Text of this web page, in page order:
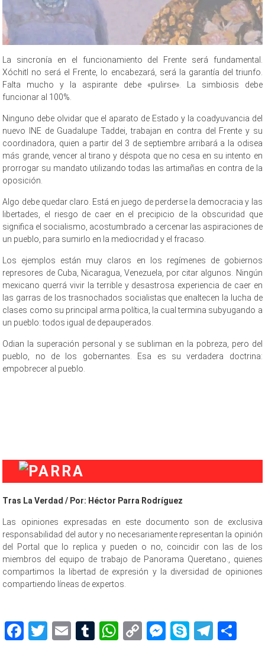
La sincronía en el funcionamiento del Frente será fundamental.
Xóchitl no será el Frente, lo encabezará, será la garantía del triunfo.
Falta mucho y la aspirante debe «pulirse». La simbiosis debe
funcionar al 100%.
Ninguno debe olvidar que el aparato de Estado y la coadyuvancia del
nuevo INE de Guadalupe Taddei, trabajan en contra del Frente y su
coordinadora, quien a partir del 3 de septiembre arribará a la odisea
más grande, vencer al tirano y déspota que no cesa en su intento en
prorrogar su mandato utilizando todas las artimañas en contra de la
oposición.
Algo debe quedar claro. Está en juego de perderse la democracia y las
libertades, el riesgo de caer en el precipicio de la obscuridad que
significa el socialismo, acostumbrado a cercenar las aspiraciones de
un pueblo, para sumirlo en la mediocridad y el fracaso.
Los ejemplos están muy claros en los regímenes de gobiernos
represores de Cuba, Nicaragua, Venezuela, por citar algunos. Ningún
mexicano querrá vivir la terrible y desastrosa experiencia de caer en
las garras de los trasnochados socialistas que enaltecen la lucha de
clases como su principal arma política, la cual termina subyugando a
un pueblo: todos igual de depauperados.
Odian la superación personal y se subliman en la pobreza, pero del
pueblo, no de los gobernantes. Esa es su verdadera doctrina:
empobrecer al pueblo.
Tras La Verdad / Por: Héctor Parra Rodríguez
Las opiniones expresadas en este documento son de exclusiva
responsabilidad del autor y no necesariamente representan la opinión
del Portal que lo replica y pueden o no, coincidir con las de los
miembros del equipo de trabajo de Panorama Queretano., quienes
compartimos la libertad de expresión y la diversidad de opiniones
compartiendo líneas de expertos.
Facebook
Twitter
EmailTumblr
WhatsApp
CopyMessenger
Skype